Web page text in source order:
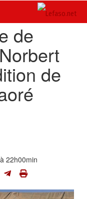
Norbert Zongo
de
de
22h00min